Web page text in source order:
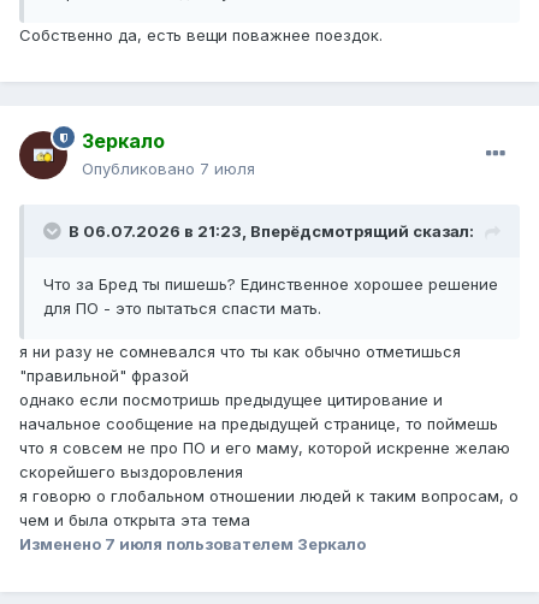
Собственно да, есть вещи поважнее поездок.
Зеркало
Опубликовано 7 июля
В 06.07.2026 в 21:23, Вперёдсмотрящий сказал:
Что за Бред ты пишешь? Единственное хорошее решение
для ПО - это пытаться спасти мать.
я ни разу не сомневался что ты как обычно отметишься
"правильной" фразой
однако если посмотришь предыдущее цитирование и
начальное сообщение на предыдущей странице, то поймешь
что я совсем не про ПО и его маму, которой искренне желаю
скорейшего выздоровления
я говорю о глобальном отношении людей к таким вопросам, о
чем и была открыта эта тема
Изменено 7 июля пользователем Зеркало